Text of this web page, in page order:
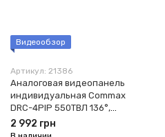
Видеообзор
Артикул: 21386
Аналоговая видеопанель
индивидуальная Commax
DRC-4PIP 550ТВЛ 136°,
Graphite
2 992 грн